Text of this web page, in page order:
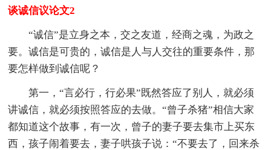
谈诚信议论文2
“诚信”是立身之本，交之友道，经商之魂，为政之
要。诚信是可贵的，诚信是人与人交往的重要条件，那
要怎样做到诚信呢？
第一，“言必行，行必果”既然答应了别人，就必须
讲诚信，就必须按照答应的去做。“曾子杀猪”相信大家
都知道这个故事，有一次，曾子的妻子要去集市上买东
西，孩子闹着要去，妻子哄孩子说：“不要去了，回来杀